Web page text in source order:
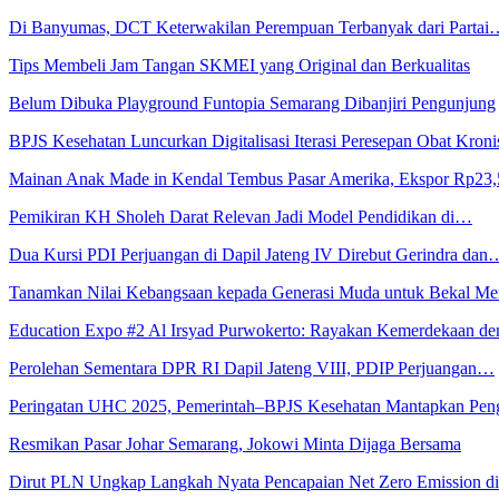
Di Banyumas, DCT Keterwakilan Perempuan Terbanyak dari
Tips Membeli Jam Tangan SKMEI yang Original dan Berkualitas
Belum Dibuka Playground Funtopia Semarang Dibanjiri Pengunjung
BPJS Kesehatan Luncurkan Digitalisasi Iterasi Peresepan Obat
Mainan Anak Made in Kendal Tembus Pasar Amerika, Ekspor
Pemikiran KH Sholeh Darat Relevan Jadi Model Pendidikan di…
Dua Kursi PDI Perjuangan di Dapil Jateng IV Direbut Gerindra
Tanamkan Nilai Kebangsaan kepada Generasi Muda untuk Bekal
Education Expo #2 Al Irsyad Purwokerto: Rayakan Kemerdekaan
Perolehan Sementara DPR RI Dapil Jateng VIII, PDIP Perjuangan…
Peringatan UHC 2025, Pemerintah–BPJS Kesehatan Mantapkan
Resmikan Pasar Johar Semarang, Jokowi Minta Dijaga Bersama
Dirut PLN Ungkap Langkah Nyata Pencapaian Net Zero Emission